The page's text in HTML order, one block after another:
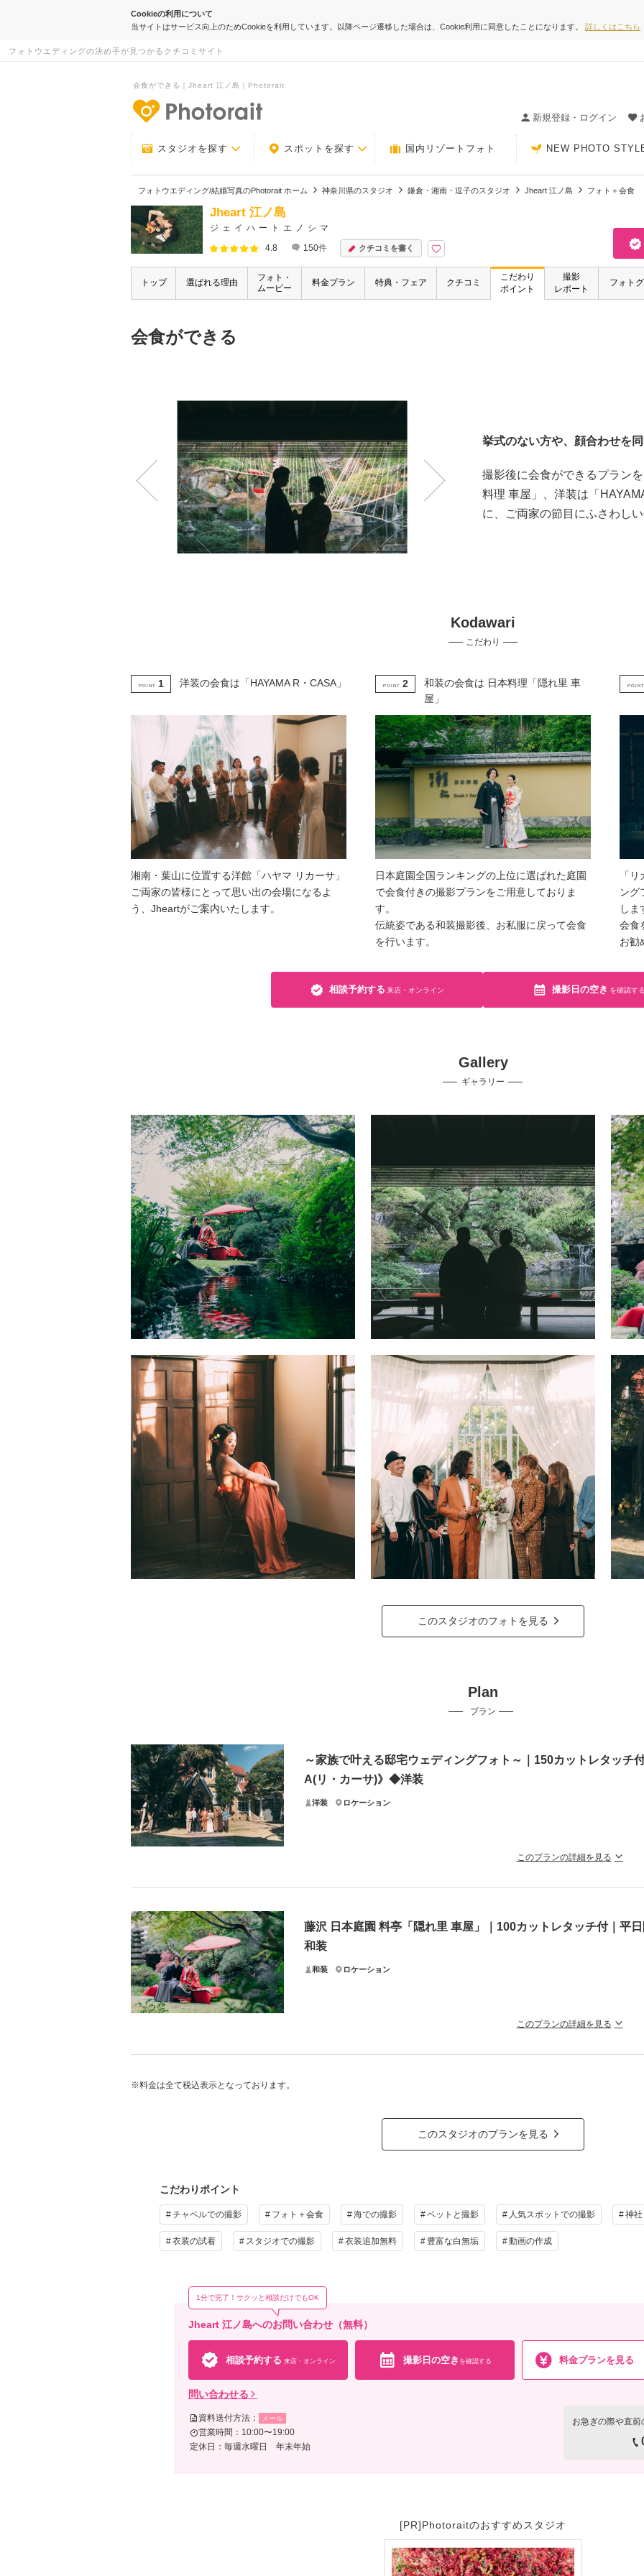
Cookieの利用について
当サイトはサービス向上のためCookieを利用しています。以降ページ遷移した場合は、Cookie利用に同意したことになります。 詳しくはこちら
フォトウエディングの決め手が見つかるクチコミサイト
会食ができる｜Jheart 江ノ島｜Photorait
新規登録・ログイン
スタジオを探す スポットを探す 国内リゾートフォト NEW PHOTO
フォトウエディング/結婚写真のPhotorait ホーム 神奈川県のスタジオ 鎌倉・湘南・逗子のスタジオ Jheart 江ノ島 フォト＋会食
Jheart 江ノ島
ジェイハートエノシマ
4.8
150件 クチコミを書く
トップ 選ばれる理由
フォト・
ムービー
料金プラン 特典・フェア クチコミ
こだわり
ポイント
撮影
レポート
フォト
会食ができる
挙式のない方や、顔合わせを
撮影後に会食ができるプラン
料理 車屋」、洋装は「
に、ご両家の節目にふさわし
Kodawari
こだわり
POINT 1 洋装の会食は「HAYAMA R・CASA」
湘南・葉山に位置する洋館「ハヤマ リカーサ」
ご両家の皆様にとって思い出の会場になるよ
う、Jheartがご案内いたします。
POINT 2
和装の会食は 日本料理「隠れ里 車
屋」
日本庭園全国ランキングの上位に選ばれた庭園
で会食付きの撮影プランをご用意しておりま
す。
伝統姿である和装撮影後、お私服に戻って会食
を行います。
「
ング
しま
会食
お勧
相談予約する 来店・オンライン 撮影日の空き を確認す
Gallery
ギャラリー
このスタジオのフォトを見る
Plan
プラン
～家族で叶える邸宅ウェディングフォト～｜150カットレタッチ
A(リ・カーサ)》◆洋装
洋装 ロケーション
このプランの詳細を見る
90年以上の歴史がある邸宅でウェディングフォトプラン！撮影後の顔合わ
・新婦様ヘアメイク、衣装小物有（ブーケ、アクセサリーなど）
・リカーサまでのご移動費
藤沢 日本庭園 料亭「隠れ里 車屋」｜100カットレタッチ付｜平
和装
和装 ロケーション
このプランの詳細を見る
日本庭園全国ランキングの上位に選ばれた庭園で贅沢に撮影ができます
撮影料 新婦衣装1着 新郎衣装1着 着付
小物一式 アルバム データ 100カット
その他含むもの
相談予約する
※料金は全て税込表示となっております。
このスタジオのプランを見る
こだわりポイント
チャペルでの撮影 フォト＋会食 海での撮影 ペットと撮影 人気スポットでの撮影 神
衣装の試着 スタジオでの撮影 衣装追加無料 豊富な白無垢 動画の作成
Jheart 江ノ島へのお問い合わせ（無料）
1分で完了！サクッと相談だけでもOK
相談予約する 来店・オンライン 撮影日の空き を確認する 料金プランを見る
問い合わせる
資料送付方法： メール
営業時間：10:00〜19:00
定休日：毎週水曜日 年末年始
お急ぎの際や直
[PR]Photoraitのおすすめスタジオ